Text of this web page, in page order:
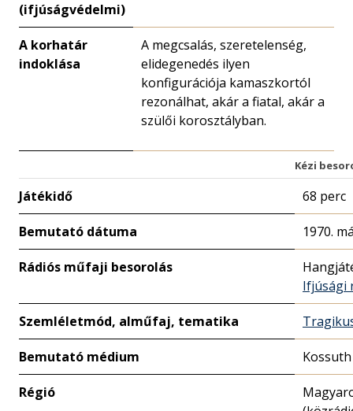
(ifjúságvédelmi)
A korhatár
indoklása
A megcsalás, szeretelenség,
elidegenedés ilyen
konfigurációja kamaszkortól
rezonálhat, akár a fiatal, akár a
szülői korosztályban.
Kézi
Játékidő 68 perc
Bemutató dátuma 1970.
Rádiós műfaji besorolás
Ifjúsági
Szemléletmód, alműfaj, tematika
Bemutató médium Kossuth
Régió